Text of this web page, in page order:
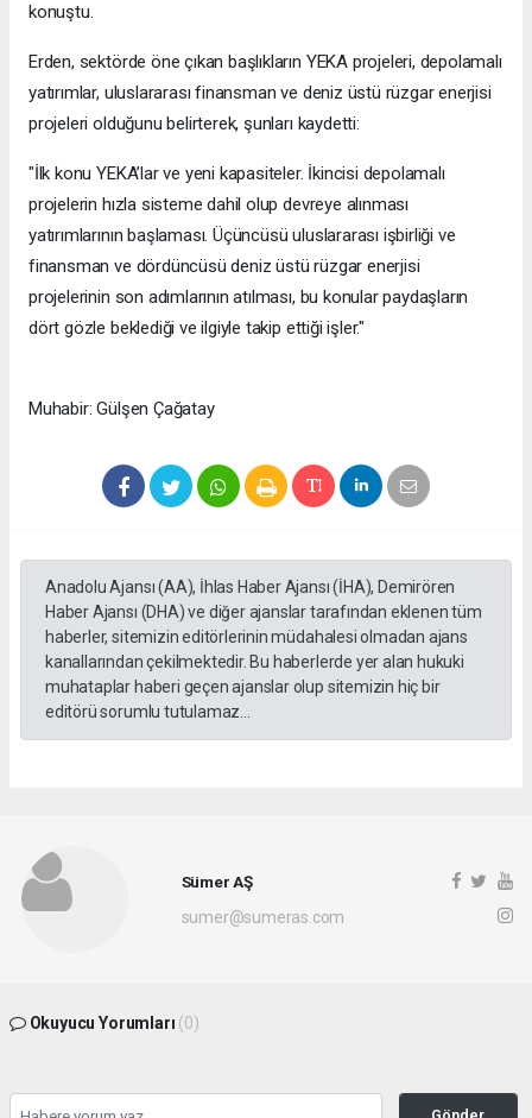
konuştu.
Erden, sektörde öne çıkan başlıkların YEKA projeleri, depolamalı
yatırımlar, uluslararası finansman ve deniz üstü rüzgar enerjisi
projeleri olduğunu belirterek, şunları kaydetti:
"İlk konu YEKA’lar ve yeni kapasiteler. İkincisi depolamalı
projelerin hızla sisteme dahil olup devreye alınması
yatırımlarının başlaması. Üçüncüsü uluslararası işbirliği ve
finansman ve dördüncüsü deniz üstü rüzgar enerjisi
projelerinin son adımlarının atılması, bu konular paydaşların
dört gözle beklediği ve ilgiyle takip ettiği işler."
Muhabir: Gülşen Çağatay
Anadolu Ajansı (AA), İhlas Haber Ajansı (İHA), Demirören
Haber Ajansı (DHA) ve diğer ajanslar tarafından eklenen tüm
haberler, sitemizin editörlerinin müdahalesi olmadan ajans
kanallarından çekilmektedir. Bu haberlerde yer alan hukuki
muhataplar haberi geçen ajanslar olup sitemizin hiç bir
editörü sorumlu tutulamaz...
Sümer AŞ
sumer@sumeras.com
Okuyucu Yorumları (0)